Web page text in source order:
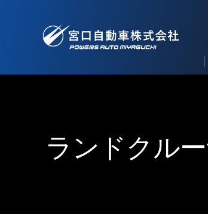
ランドクル